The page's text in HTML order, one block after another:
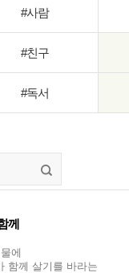
#사람
#친구
#독서
께
에
함께 살기를 바라는